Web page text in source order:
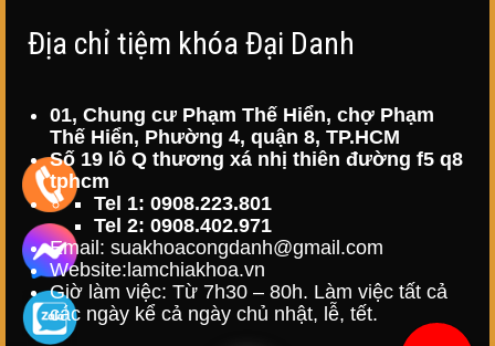
Địa chỉ tiệm khóa Đại Danh
01, Chung cư Phạm Thế Hiển, chợ Phạm
Thế Hiển, Phường 4, quận 8, TP.HCM
Số 19 lô Q thương xá nhị thiên đường f5 q8
tphcm
Tel 1: 0908.223.801
Tel 2: 0908.402.971
Email: suakhoacongdanh@gmail.com
Website: lamchiakhoa.vn
Giờ làm việc: Từ 7h30 – 80h. Làm việc tất cả
các ngày kể cả ngày chủ nhật, lễ, tết.